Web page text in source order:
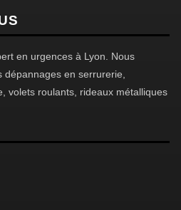
en urgences à Lyon. Nous
en serrurerie,
volets roulants, rideaux métalliques